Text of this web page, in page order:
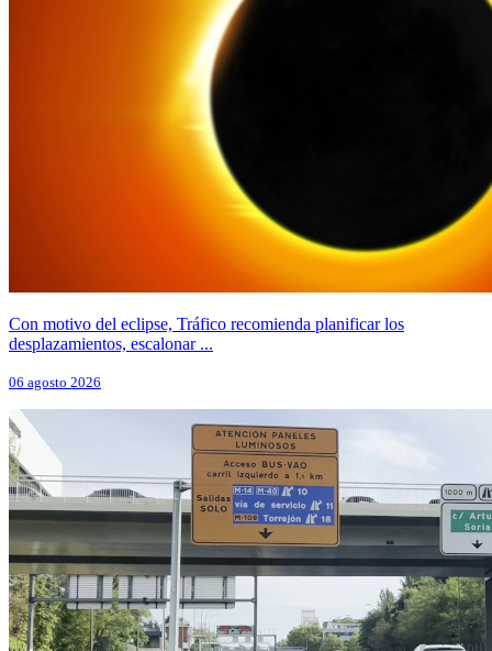
Con motivo del eclipse, Tráfico recomienda planificar los
desplazamientos, escalonar ...
06 agosto 2026